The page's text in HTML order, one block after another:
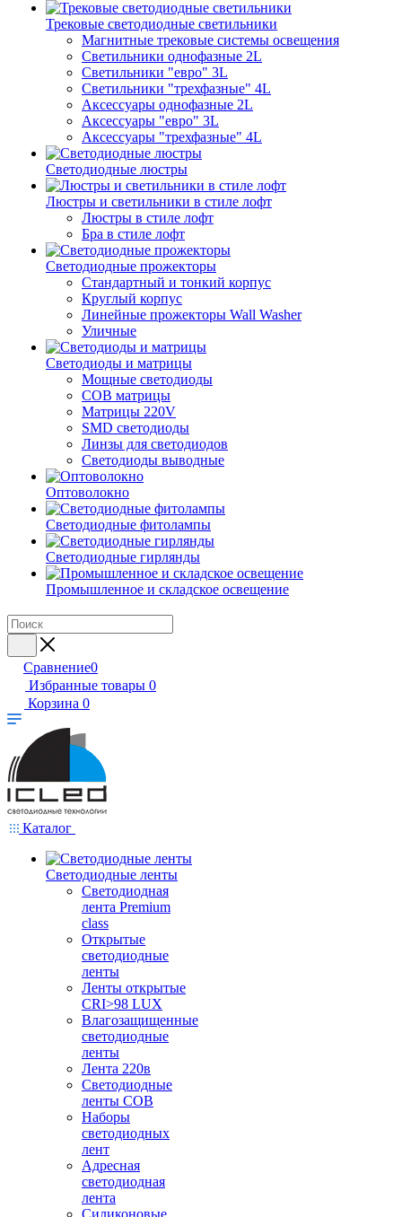
Трековые светодиодные светильники
Магнитные трековые системы освещения
Светильники однофазные 2L
Светильники "евро" 3L
Светильники "трехфазные" 4L
Аксессуары однофазные 2L
Аксессуары "евро" 3L
Аксессуары "трехфазные" 4L
Светодиодные люстры
Люстры и светильники в стиле лофт
Люстры в стиле лофт
Бра в стиле лофт
Светодиодные прожекторы
Стандартный и тонкий корпус
Круглый корпус
Линейные прожекторы Wall Washer
Уличные
Светодиоды и матрицы
Мощные светодиоды
COB матрицы
Матрицы 220V
SMD светодиоды
Линзы для светодиодов
Светодиоды выводные
Оптоволокно
Светодиодные фитолампы
Светодиодные гирлянды
Промышленное и складское освещение
Сравнение0
Избранные товары 0
Корзина 0
Каталог
Светодиодные ленты
Светодиодная
лента Premium
class
Открытые
светодиодные
ленты
Ленты открытые
CRI>98 LUX
Влагозащищенные
светодиодные
ленты
Лента 220в
Светодиодные
ленты COB
Наборы
светодиодных
лент
Адресная
светодиодная
лента
Силиконовые